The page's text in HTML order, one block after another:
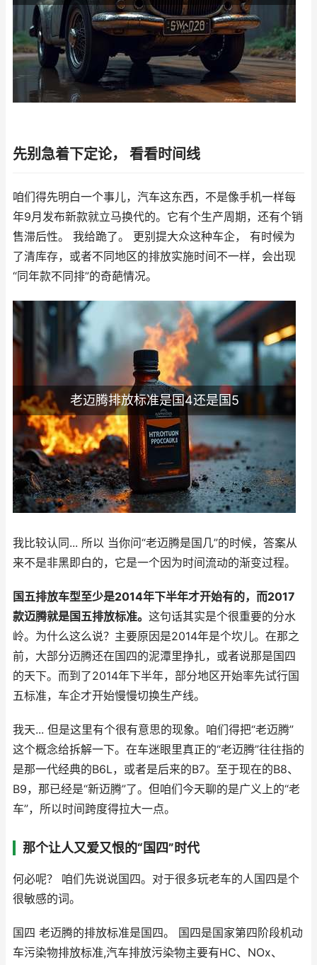
先别急着下定论， 看看时间线
咱们得先明白一个事儿，汽车这东西，不是像手机一样每
年9月发布新款就立马换代的。它有个生产周期，还有个销
售滞后性。 我给跪了。 更别提大众这种车企， 有时候为
了清库存，或者不同地区的排放实施时间不一样，会出现
“同年款不同排”的奇葩情况。
老迈腾排放标准是国4还是国5
我比较认同... 所以 当你问“老迈腾是国几”的时候，答案从
来不是非黑即白的，它是一个因为时间流动的渐变过程。
国五排放车型至少是2014年下半年才开始有的，而2017
款迈腾就是国五排放标准。 这句话其实是个很重要的分水
岭。为什么这么说？主要原因是2014年是个坎儿。在那之
前，大部分迈腾还在国四的泥潭里挣扎，或者说那是国四
的天下。而到了2014年下半年，部分地区开始率先试行国
五标准，车企才开始慢慢切换生产线。
我天... 但是这里有个很有意思的现象。咱们得把“老迈腾”
这个概念给拆解一下。在车迷眼里真正的“老迈腾”往往指的
是那一代经典的B6L，或者是后来的B7。至于现在的B8、
B9，那已经是“新迈腾”了。但咱们今天聊的是广义上的“老
车”，所以时间跨度得拉大一点。
那个让人又爱又恨的“国四”时代
何必呢？ 咱们先说说国四。对于很多玩老车的人国四是个
很敏感的词。
国四 老迈腾的排放标准是国四。 国四是国家第四阶段机动
车污染物排放标准,汽车排放污染物主要有HC、NOx、